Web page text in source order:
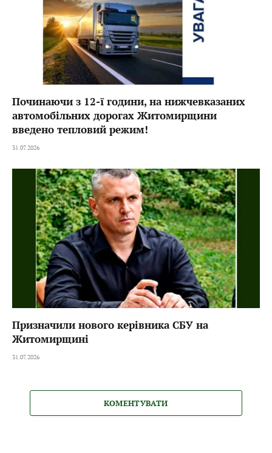
Починаючи з 12-ї години, на нижчевказаних
автомобільних дорогах Житомирщини
введено тепловий режим!
31.07.2026
Призначили нового керівника СБУ на
Житомирщині
31.07.2026
КОМЕНТУВАТИ